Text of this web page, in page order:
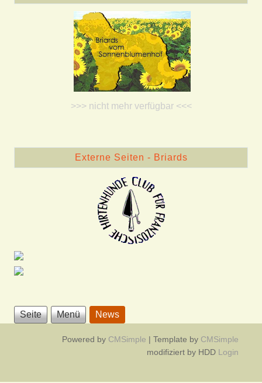
>>> nicht mehr verfügbar <<<
Externe Seiten - Briards
Seite Menü News
Powered by CMSimple | Template by CMSimple
modifiziert by HDD Login